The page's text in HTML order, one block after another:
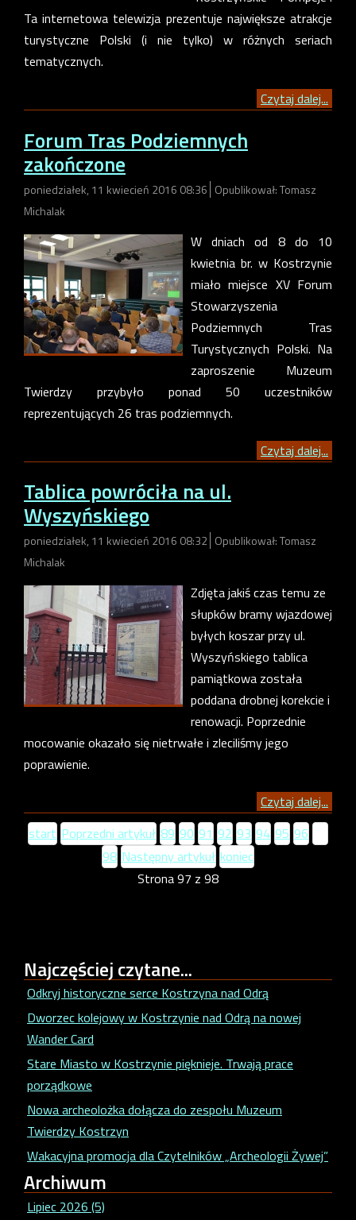
Ta internetowa telewizja prezentuje największe atrakcje
turystyczne Polski (i nie tylko) w różnych seriach
tematycznych.
Czytaj dalej...
Forum Tras Podziemnych
zakończone
poniedziałek, 11 kwiecień 2016 08:36 Opublikował: Tomasz
Michalak
W dniach od 8 do 10
kwietnia br. w Kostrzynie
miało miejsce XV Forum
Stowarzyszenia
Podziemnych Tras
Turystycznych Polski. Na
zaproszenie Muzeum
Twierdzy przybyło ponad 50 uczestników
reprezentujących 26 tras podziemnych.
Czytaj dalej...
Tablica powróciła na ul.
Wyszyńskiego
poniedziałek, 11 kwiecień 2016 08:32 Opublikował: Tomasz
Michalak
Zdjęta jakiś czas temu ze
słupków bramy wjazdowej
byłych koszar przy ul.
Wyszyńskiego tablica
pamiątkowa została
poddana drobnej korekcie i
renowacji. Poprzednie
mocowanie okazało się nietrwałe i zleciliśmy jego
poprawienie.
Czytaj dalej...
start Poprzedni artykuł 89 90 91 92 93 94 95 96
98 Następny artykuł koniec
Strona 97 z 98
Najczęściejczytane...
Odkryj historyczne serce Kostrzyna nad Odrą
Dworzec kolejowy w Kostrzynie nad Odrą na nowej
Wander Card
Stare Miasto w Kostrzynie pięknieje. Trwają prace
porządkowe
Nowa archeolożka dołącza do zespołu Muzeum
Twierdzy Kostrzyn
Wakacyjna promocja dla Czytelników „Archeologii Żywej”
Archiwum
Lipiec 2026 (5)